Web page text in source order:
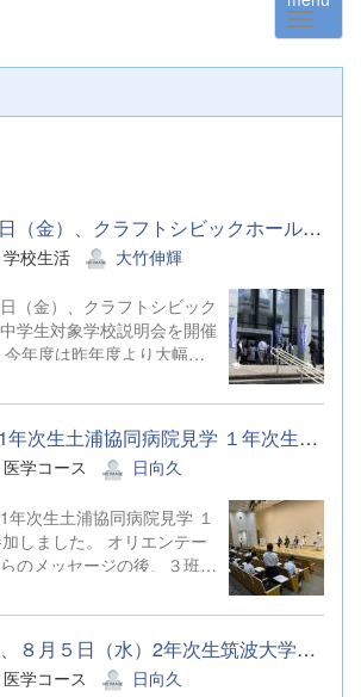
令和８年８月７日（金）、クラフトシビックホール土浦にて中学生...
学校生活 大竹伸輝
（金）、クラフトシビック
学生対象学校説明会を開催
年度は昨年度より大幅増
説明会委員会による生徒
の演奏、クイズ研究部のゲ
くさんの内容で、ご来場い
は大変ご好評をいただきま
学校公開と同時に学校説
ます。
８月４日（火）1年次生土浦協同病院見学 １年次生徒27名参加しま...
医学コース 日向久
年次生土浦協同病院見学 １
しました。 オリエンテー
のメッセージの後、３班に
部」の内容で院内見学を
れぞれの部署の担当者が、
してくれたため、生徒たち
話に耳を傾けていました。
７月24日（金）、８月５日（水）2年次生筑波大学附属病院見学 ７...
医学コース 日向久